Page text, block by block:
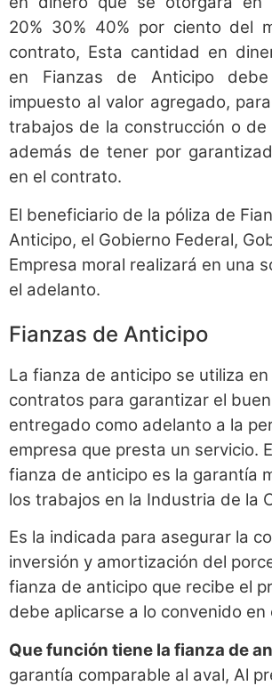
20% 30% 40% por ciento del
contrato, Esta cantidad en
en Fianzas de Anticipo
impuesto al valor agregado,
trabajos de la construcción o de
además de tener por
en el contrato.
El beneficiario de la póliza de
Anticipo, el Gobierno Federal,
Empresa moral realizará en una
el adelanto.
Fianzas de Anticipo
La fianza de anticipo se utiliza
contratos para garantizar el
entregado como adelanto a la
empresa que presta un servicio.
fianza de anticipo es la garantía
los trabajos en la Industria de la
Es la indicada para asegurar la
inversión y amortización del
fianza de anticipo que recibe el
debe aplicarse a lo convenido en
Que función tiene la fianza de
garantía comparable al aval, Al